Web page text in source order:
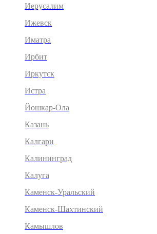
Иерусалим
Ижевск
Иматра
Ирбит
Иркутск
Истра
Йошкар-Ола
Казань
Калгари
Калининград
Калуга
Каменск-Уральский
Каменск-Шахтинский
Камышлов